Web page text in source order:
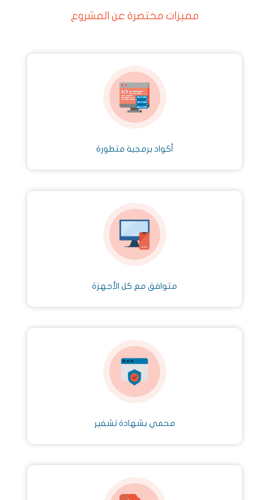
مميزات مختصرة عن المشروع
أكواد برمجية متطورة
متوافق مع كل الأجهزة
محمي بشهادة تشفير